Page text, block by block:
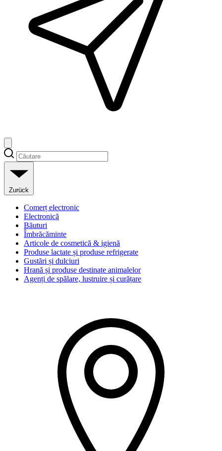
Zurück
Comerț electronic
Electronică
Băuturi
Îmbrăcăminte
Articole de cosmetică & igienă
Produse lactate și produse refrigerate
Gustări și dulciuri
Hrană și produse destinate animalelor
Agenți de spălare, lustruire și curățare